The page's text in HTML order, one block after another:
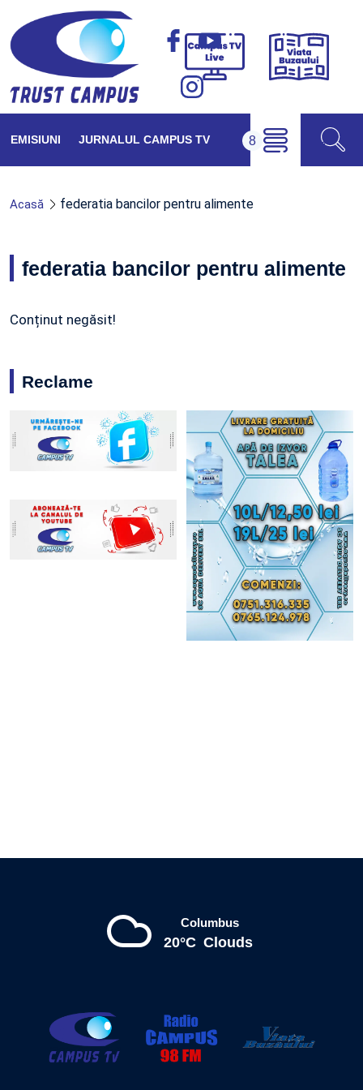
Campus
Viața
EMISIUNI JURNALUL CAMPUS TV
Acasă federatia bancilor pentru alimente
federatia bancilor pentru alimente
Conținut negăsit!
Reclame
Columbus
20°C Clouds